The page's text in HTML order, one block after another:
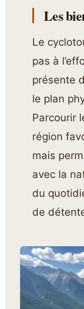
Les
Le
pas à
présente
le plan
Parcourir
région
mais
avec la
du
de